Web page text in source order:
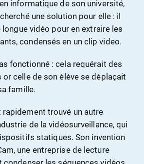
informatique de son université,
une solution pour elle : il
longue vidéo pour en extraire les
condensés en un clip video.
fonctionné : cela requérait des
celle de son élève se déplaçait
famille.
rapidement trouvé un autre
de la vidéosurveillance, qui
statiques. Son invention
une entreprise de lecture